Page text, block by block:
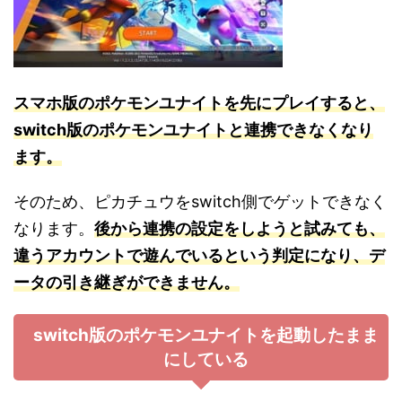
スマホ版のポケモンユナイトを先にプレイすると、
switch版のポケモンユナイトと連携できなくなり
ます。
そのため、ピカチュウをswitch側でゲットできなく
なります。 後から連携の設定をしようと試みても、
違うアカウントで遊んでいるという判定になり、デ
ータの引き継ぎができません。
switch版のポケモンユナイトを起動したまま
にしている